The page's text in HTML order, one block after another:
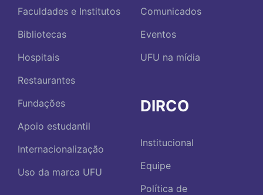
Faculdades e Institutos
Bibliotecas
Hospitais
Restaurantes
Fundações
Apoio estudantil
Internacionalização
Uso da marca UFU
Comunicados
Eventos
UFU na mídia
DIRCO
Institucional
Equipe
Política de